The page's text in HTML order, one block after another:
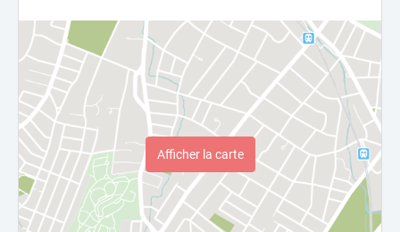
Afficher la carte